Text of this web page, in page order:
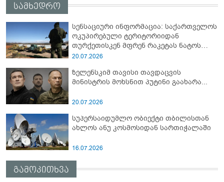
სამხედრო
სენსაციური ინფორმაცია: საქართველოს
ოკუპირებული ტერიტორიიდან
თურქეთისკენ მფრენ რაკეტას ნატოს
სამიტი კინაღამ ჩაუშლია
20.07.2026
ზელენსკიმ თავისი თავდაცვის
მინისტრის მოხსნით პუტინი გაახარა...
20.07.2026
სუპერსაიდუმლო ობიექტი თბილისთან
ახლოს ანუ კოსმოსიდან სართიჭალაში
16.07.2026
გამოკითხვა